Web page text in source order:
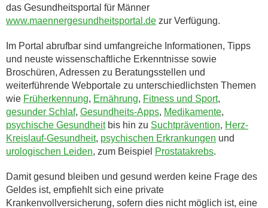
das Gesundheitsportal für Männer
www.maennergesundheitsportal.de zur Verfügung.
Im Portal abrufbar sind umfangreiche Informationen, Tipps
und neuste wissenschaftliche Erkenntnisse sowie
Broschüren, Adressen zu Beratungsstellen und
weiterführende Webportale zu unterschiedlichsten Themen
wie Früherkennung, Ernährung, Fitness und Sport,
gesunder Schlaf, Gesundheits-Apps, Medikamente,
psychische Gesundheitbis hin zu Suchtprävention, Herz-
Kreislauf-Gesundheit, psychischen Erkrankungen und
urologischen Leiden, zum Beispiel Prostatakrebs.
Damit gesund bleiben und gesund werden keine Frage des
Geldes ist, empfiehlt sich eine private
Krankenvollversicherung, sofern dies nicht möglich ist, eine